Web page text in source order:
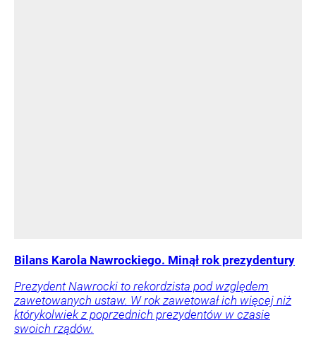
Bilans Karola Nawrockiego. Minął rok prezydentury
Prezydent Nawrocki to rekordzista pod względem
zawetowanych ustaw. W rok zawetował ich więcej niż
którykolwiek z poprzednich prezydentów w czasie
swoich rządów.